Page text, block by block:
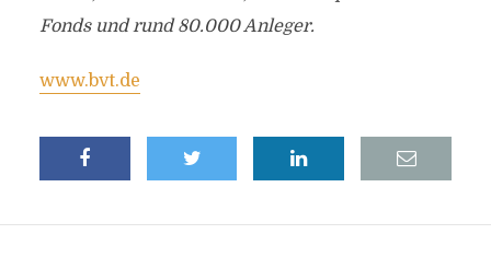
Fonds und rund 80.000 Anleger.
www.bvt.de